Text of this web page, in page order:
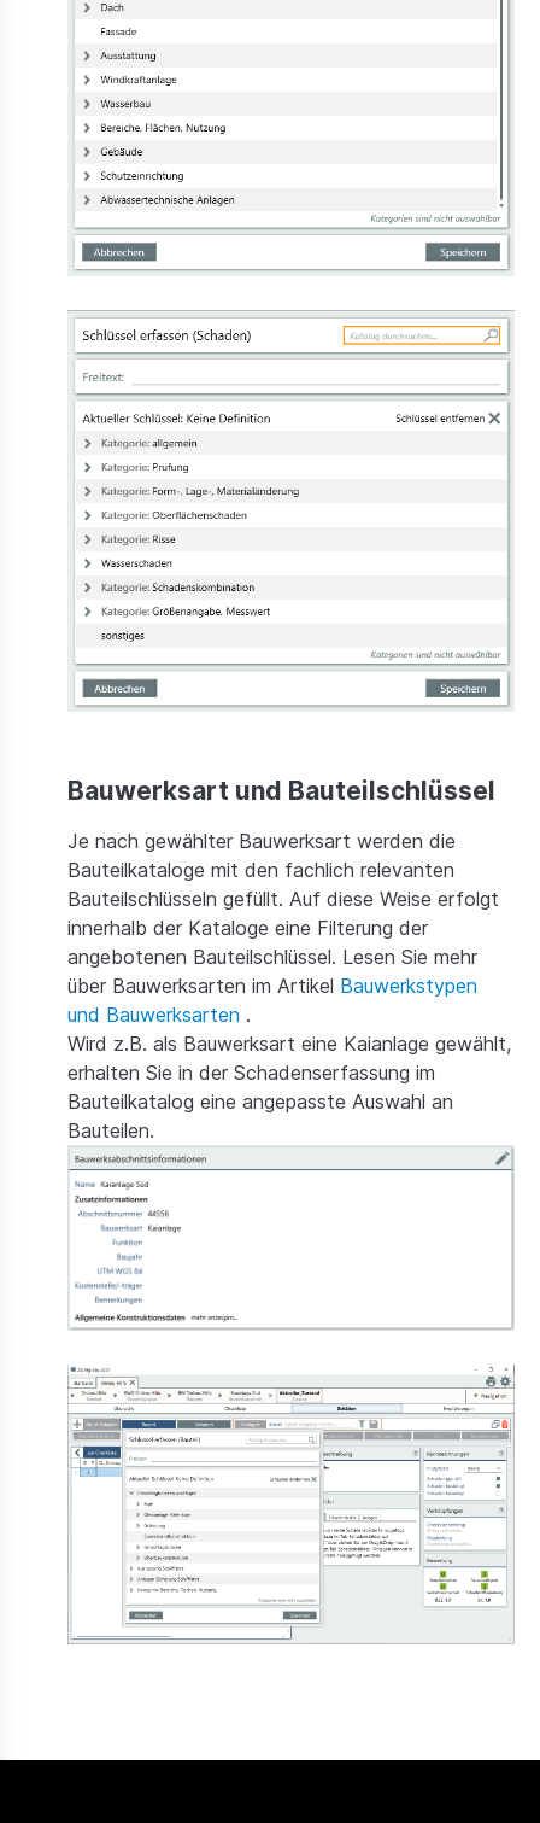
Bauwerksart und Bauteilschlüssel
Je nach gewählter Bauwerksart werden die
Bauteilkataloge mit den fachlich relevanten
Bauteilschlüsseln gefüllt. Auf diese Weise erfolgt
innerhalb der Kataloge eine Filterung der
angebotenen Bauteilschlüssel. Lesen Sie mehr
über Bauwerksarten im Artikel Bauwerkstypen
und Bauwerksarten .
Wird z.B. als Bauwerksart eine Kaianlage gewählt,
erhalten Sie in der Schadenserfassung im
Bauteilkatalog eine angepasste Auswahl an
Bauteilen.